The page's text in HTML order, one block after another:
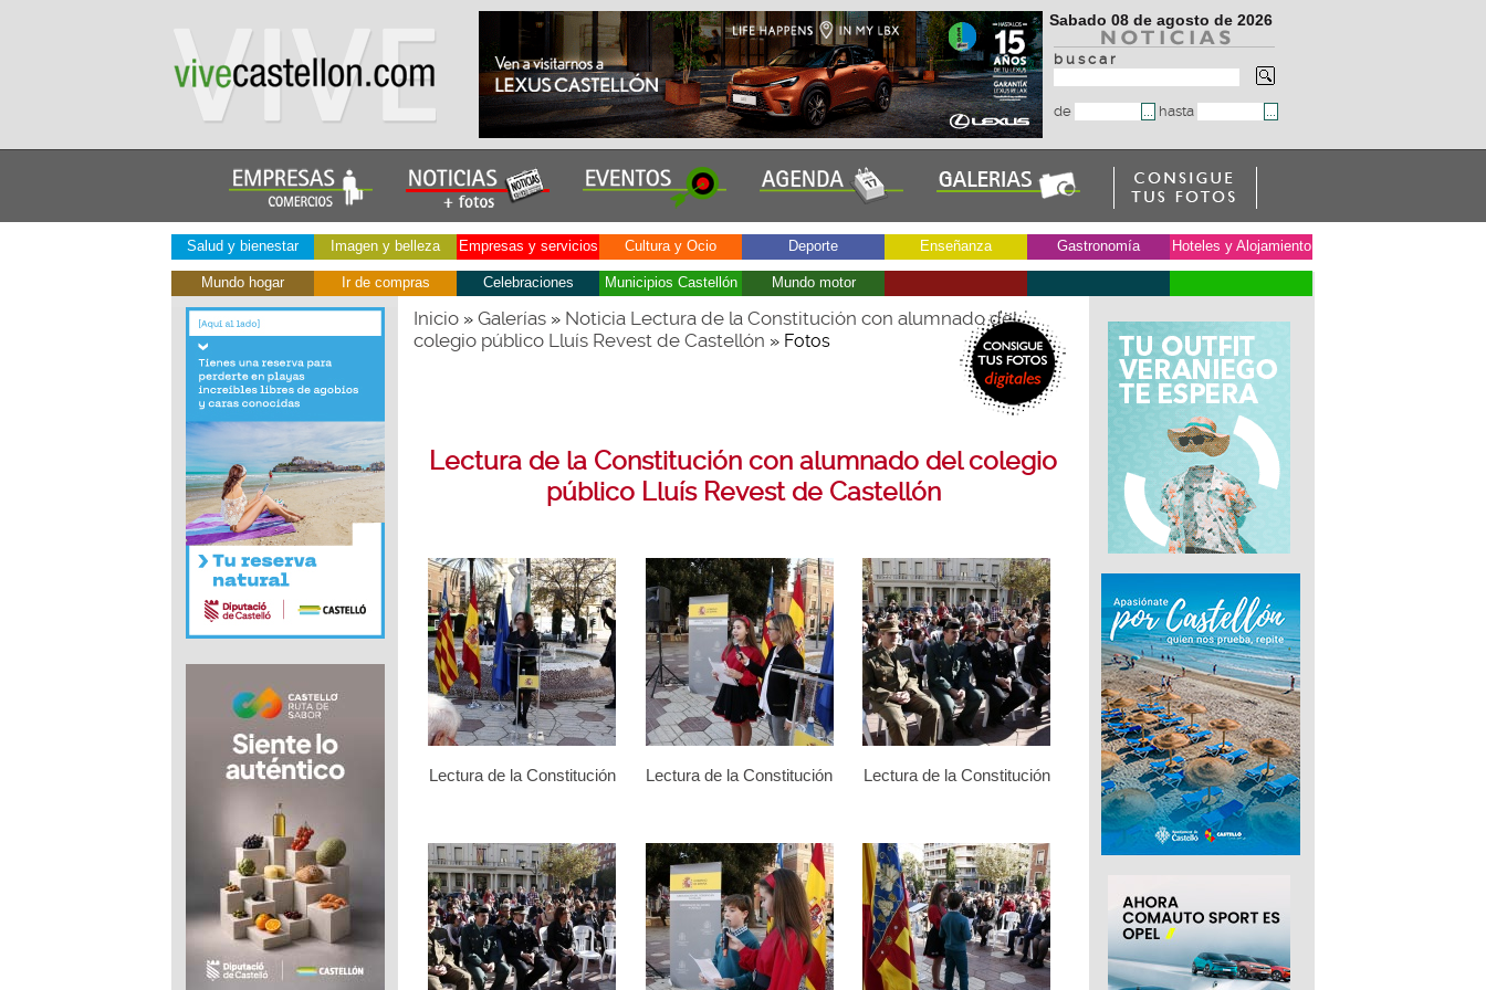
Sabado 08 de agosto de 2026
b u s c a r
de hasta
Salud y bienestar Imagen y belleza Empresas y servicios Cultura y Ocio Deporte Enseñanza Gastronomía Hoteles y Alojamiento
Mundo hogar Ir de compras Celebraciones Municipios Castellón Mundo motor
Inicio» Galerías» Noticia Lectura de la Constitución con alumnado del
colegio público Lluís Revest de Castellón » Fotos
Lectura de la Constitución con alumnado del colegio
público Lluís Revest de Castellón
Lectura de la Constitución Lectura de la Constitución Lectura de la Constitución